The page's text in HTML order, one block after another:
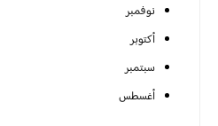
نوفمبر
أكتوبر
سبتمبر
أغسطس